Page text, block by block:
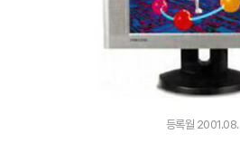
등록월 2001.08.